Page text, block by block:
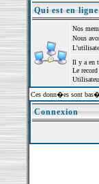
Qui est en
Nos
Nous
Il y a en
Le
Ces donn�es sont
Connexion